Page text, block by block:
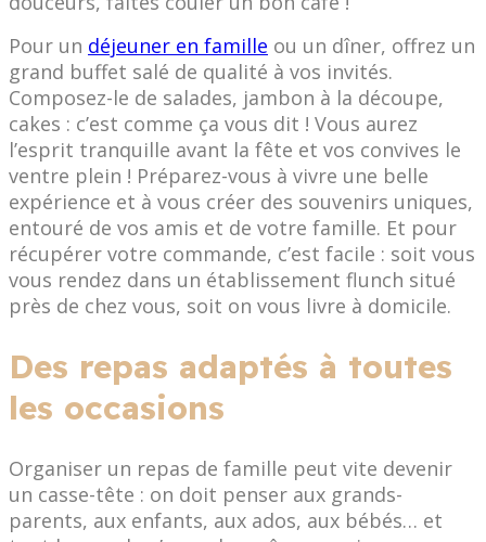
Pour un déjeuner en famille ou un dîner, offrez un
grand buffet salé de qualité à vos invités.
Composez-le de salades, jambon à la découpe,
cakes : c’est comme ça vous dit ! Vous aurez
l’esprit tranquille avant la fête et vos convives le
ventre plein ! Préparez-vous à vivre une belle
expérience et à vous créer des souvenirs uniques,
entouré de vos amis et de votre famille. Et pour
récupérer votre commande, c’est facile : soit vous
vous rendez dans un établissement flunch situé
près de chez vous, soit on vous livre à domicile.
Des repas adaptés à toutes
les occasions
Organiser un repas de famille peut vite devenir
un casse-tête : on doit penser aux grands-
parents, aux enfants, aux ados, aux bébés… et